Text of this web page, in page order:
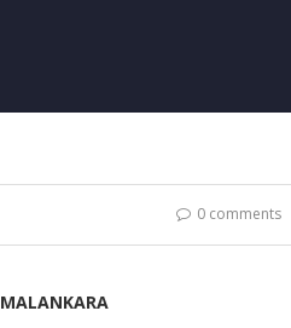
0 comments
MALANKARA